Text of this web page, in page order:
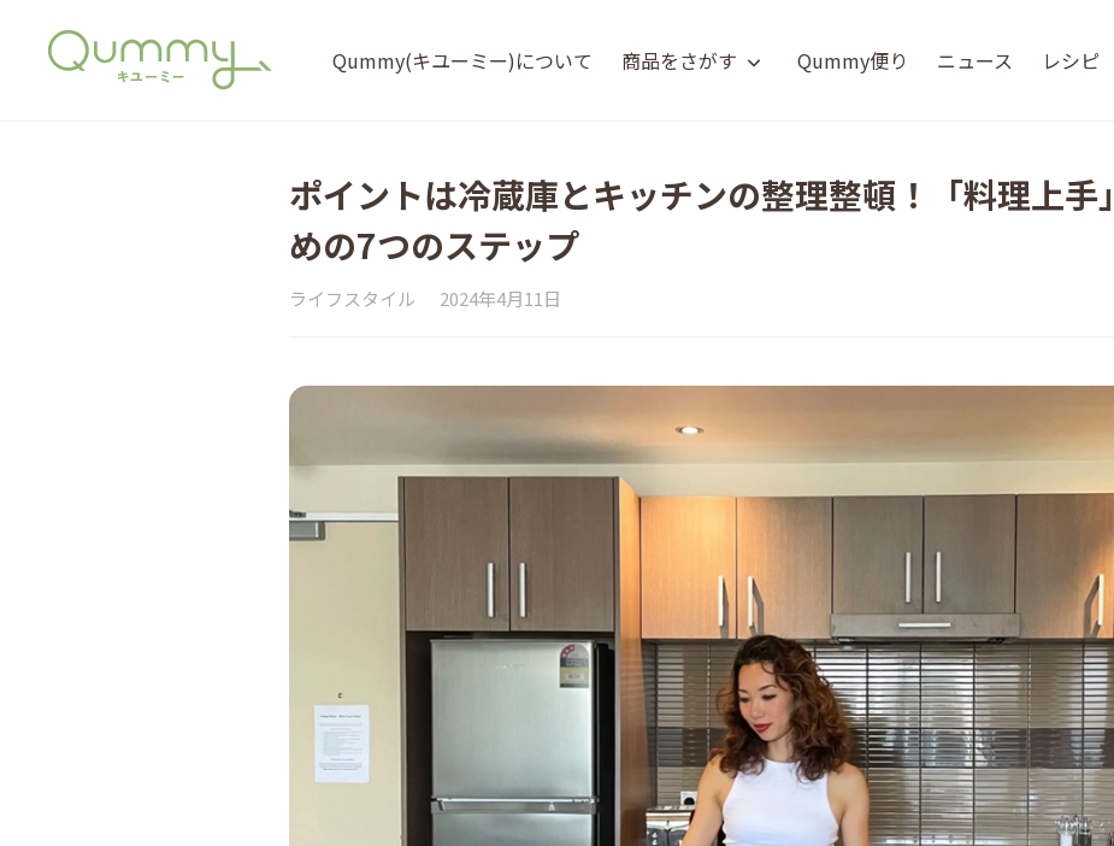
Qummy(キユーミー)について 商品をさがす Qummy便り ニュース レシピ
ポイントは冷蔵庫とキッチンの整理整頓！「料理上手
めの7つのステップ
ライフスタイル 2024年4月11日